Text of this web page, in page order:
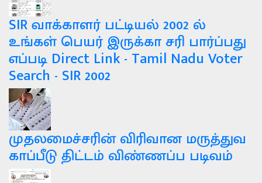
SIR வாக்காளர் பட்டியல் 2002 ல்
உங்கள் பெயர் இருக்கா சரி பார்ப்பது
எப்படி Direct Link - Tamil Nadu Voter
Search - SIR 2002
முதலமைச்சரின் விரிவான மருத்துவ
காப்பீடு திட்டம் விண்ணப்ப படிவம்